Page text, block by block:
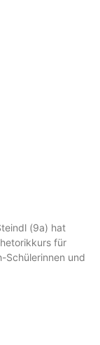
(9a) hat
für
Schülerinnen und